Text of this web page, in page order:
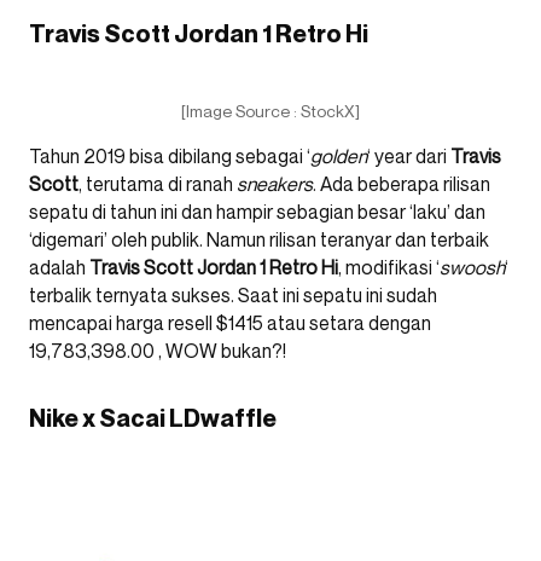
Travis Scott Jordan 1 Retro Hi
[Image Source : StockX]
Tahun 2019 bisa dibilang sebagai ‘golden‘ year dari Travis
Scott, terutama di ranah sneakers. Ada beberapa rilisan
sepatu di tahun ini dan hampir sebagian besar ‘laku’ dan
‘digemari’ oleh publik. Namun rilisan teranyar dan terbaik
adalah Travis Scott Jordan 1 Retro Hi, modifikasi ‘swoosh‘
terbalik ternyata sukses. Saat ini sepatu ini sudah
mencapai harga resell $1415 atau setara dengan
19,783,398.00 , WOW bukan?!
Nike x Sacai LDwaffle